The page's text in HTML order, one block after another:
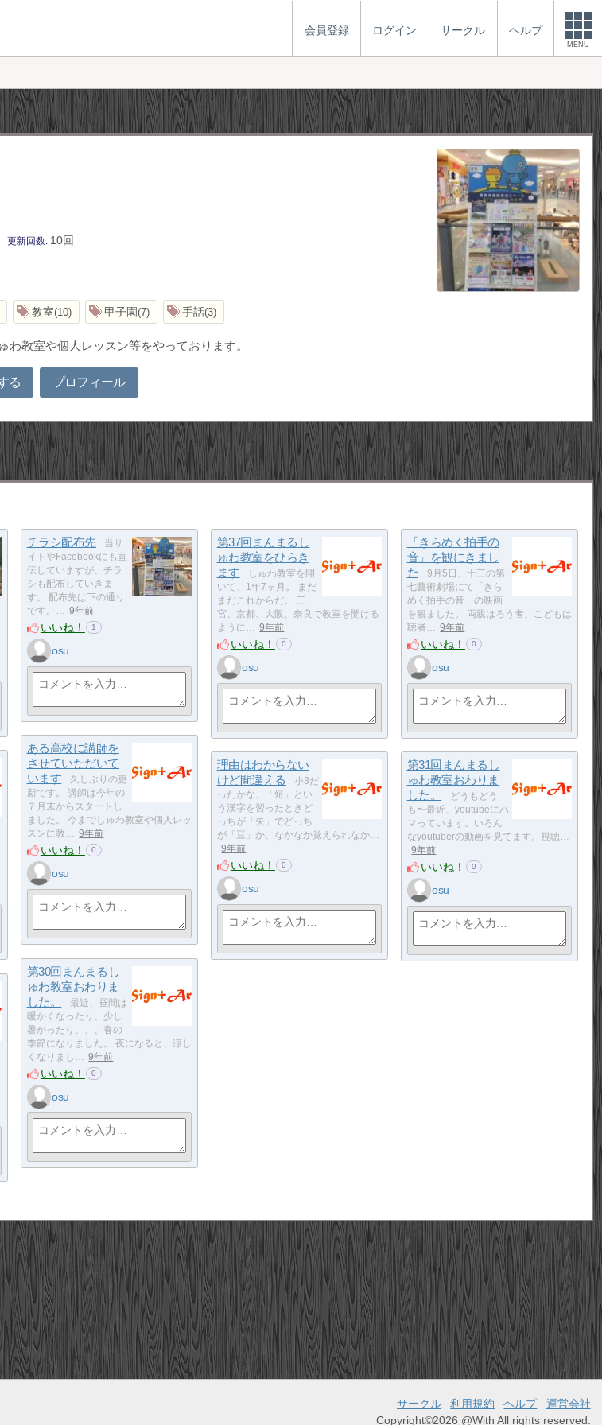
会員登録 ログイン サークル ヘルプ
MENU
更新回数 10回
教室 10 甲子園 7 手話 3
わ教室や個人レッスン等をやっております。
る プロフィール
チラシ配布先
当サ
イトやFacebookにも宣
伝していますが、チラ
シも配布していきま
す。 配布先は下の通り
です。… 9年前
いいね！ 1
osu
第37回まんまるし
ゅわ教室をひらき
ます
しゅわ教室を開
いて、1年7ヶ月。 まだ
まだこれからだ。 三
宮、京都、大阪、奈良で教室を開ける
ように… 9年前
いいね！ 0
osu
「きらめく拍手の
音」を観にきまし
た
9月5日、十三の第
七藝術劇場にて「きら
めく拍手の音」の映画
を観ました。 両親はろう者、こどもは
聴者… 9年前
いいね！ 0
osu
ある高校に講師を
させていただいて
います
久しぶりの更
新です。 講師は今年の
７月末からスタートし
ました。 今までしゅわ教室や個人レッ
スンに教… 9年前
いいね！ 0
osu
理由はわからない
けど間違える
小3だ
ったかな、「短」とい
う漢字を習ったときど
っちが「矢」でどっち
が「豆」か、なかなか覚えられなか…
9年前
いいね！ 0
osu
第31回まんまるし
ゅわ教室おわりま
した。
どうもどう
も〜最近、youtubeにハ
マっています。いろん
なyoutuberの動画を見てます。視聴…
9年前
いいね！ 0
osu
第30回まんまるし
ゅわ教室おわりま
した。
最近、昼間は
暖かくなったり、少し
暑かったり、、、春の
季節になりました。 夜になると、涼し
くなりまし… 9年前
いいね！ 0
osu
サークル 利用規約 ヘルプ
運営会社
Copyright©2026 @With All rights reserved.